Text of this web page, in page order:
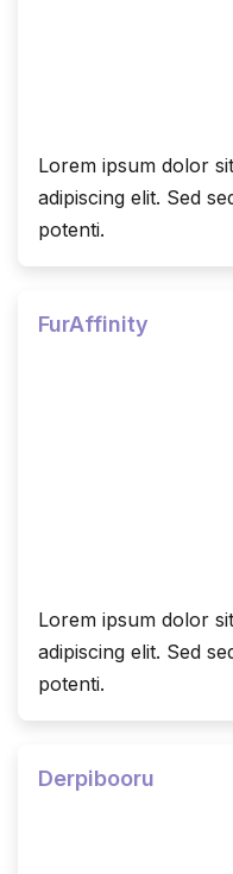
Lorem ipsum dolor
adipiscing elit. Sed
potenti.
FurAffinity
Lorem ipsum dolor
adipiscing elit. Sed
potenti.
Derpibooru